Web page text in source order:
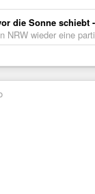
die Sonne schiebt
NRW wieder eine